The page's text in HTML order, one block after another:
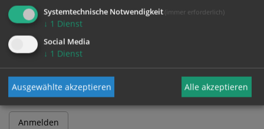
Benutzername
Passwort
Systemtechnische Notwendigkeit (immer erforderlich)
↓ 1 Dienst
Social Media
↓ 1 Dienst
Ausgewählte akzeptieren Alle akzeptieren